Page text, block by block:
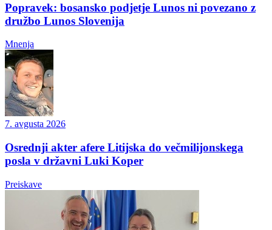
Popravek: bosansko podjetje Lunos ni povezano z
družbo Lunos Slovenija
Mnenja
7. avgusta 2026
Osrednji akter afere Litijska do večmilijonskega
posla v državni Luki Koper
Preiskave